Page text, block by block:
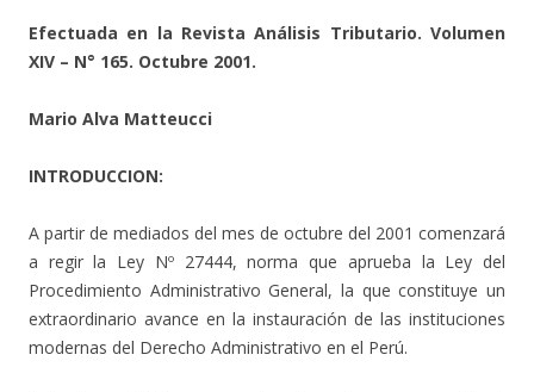
Efectuada en la Revista Análisis Tributario. Volumen
XIV – N° 165. Octubre 2001.
Mario Alva Matteucci
INTRODUCCION:
A partir de mediados del mes de octubre del 2001 comenzará
a regir la Ley Nº 27444, norma que aprueba la Ley del
Procedimiento Administrativo General, la que constituye un
extraordinario avance en la instauración de las instituciones
modernas del Derecho Administrativo en el Perú.